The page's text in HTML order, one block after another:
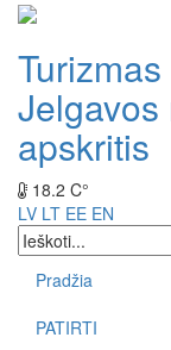
Turizmas
Jelgavos
apskritis
18.2 C°
LV LT EE EN
Pradžia
PATIRTI